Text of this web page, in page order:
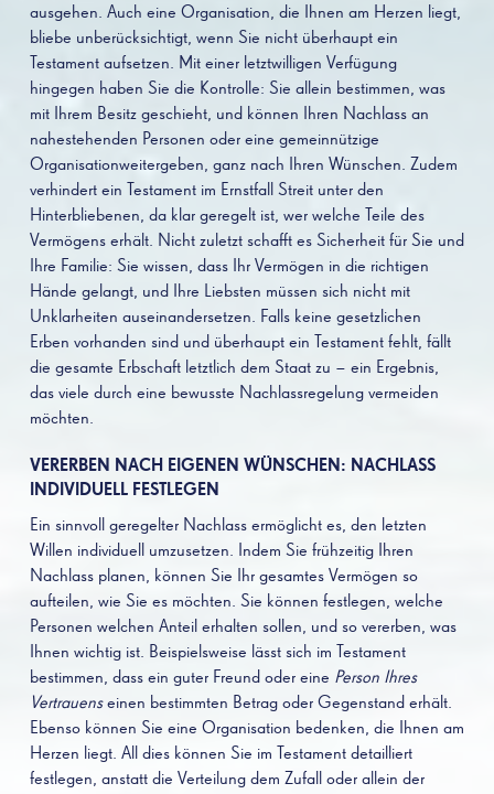
ausgehen. Auch eine Organisation, die Ihnen am Herzen liegt,
bliebe unberücksichtigt, wenn Sie nicht überhaupt ein
Testament aufsetzen. Mit einer letztwilligen Verfügung
hingegen haben Sie die Kontrolle: Sie allein bestimmen, was
mit Ihrem Besitz geschieht, und können Ihren Nachlass an
nahestehenden Personen oder eine gemeinnützige
Organisationweitergeben, ganz nach Ihren Wünschen. Zudem
verhindert ein Testament im Ernstfall Streit unter den
Hinterbliebenen, da klar geregelt ist, wer welche Teile des
Vermögens erhält. Nicht zuletzt schafft es Sicherheit für Sie und
Ihre Familie: Sie wissen, dass Ihr Vermögen in die richtigen
Hände gelangt, und Ihre Liebsten müssen sich nicht mit
Unklarheiten auseinandersetzen. Falls keine gesetzlichen
Erben vorhanden sind und überhaupt ein Testament fehlt, fällt
die gesamte Erbschaft letztlich dem Staat zu – ein Ergebnis,
das viele durch eine bewusste Nachlassregelung vermeiden
möchten.
VERERBEN NACH EIGENEN WÜNSCHEN: NACHLASS
INDIVIDUELL FESTLEGEN
Ein sinnvoll geregelter Nachlass ermöglicht es, den letzten
Willen individuell umzusetzen. Indem Sie frühzeitig Ihren
Nachlass planen, können Sie Ihr gesamtes Vermögen so
aufteilen, wie Sie es möchten. Sie können festlegen, welche
Personen welchen Anteil erhalten sollen, und so vererben, was
Ihnen wichtig ist. Beispielsweise lässt sich im Testament
bestimmen, dass ein guter Freund oder eine Person Ihres
Vertrauenseinen bestimmten Betrag oder Gegenstand erhält.
Ebenso können Sie eine Organisation bedenken, die Ihnen am
Herzen liegt. All dies können Sie im Testament detailliert
festlegen, anstatt die Verteilung dem Zufall oder allein der